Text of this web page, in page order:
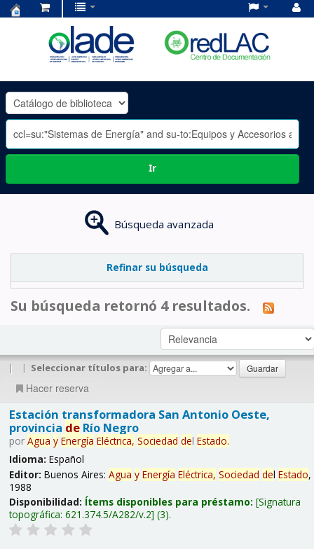
OLADE
-
Ir
Búsqueda avanzada
Refinar su búsqueda
Su búsqueda retornó 4 resultados.
| | Seleccionar títulos para:
Hacer reserva
Estación transformadora San Antonio Oeste,
provincia deRío Negro
por Agua y Energía Eléctrica, Sociedad del Estado.
Idioma: Español
Editor: Buenos Aires: Agua y Energía Eléctrica, Sociedad del Estado,
1988
Disponibilidad: Ítems disponibles para préstamo: Signatura
topográfica: 621.374.5/A282/v.2 (3).